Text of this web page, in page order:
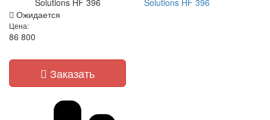
Ожидается
Цена:
86 800
Заказать